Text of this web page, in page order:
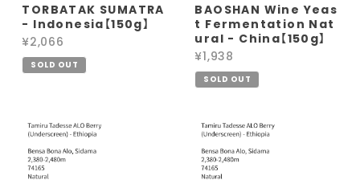
TORBATAK SUMATRA
- Indonesia【150g】
¥2,066
SOLD OUT
BAOSHAN Wine Yeas
t Fermentation Nat
ural - China【150g】
¥1,938
SOLD OUT